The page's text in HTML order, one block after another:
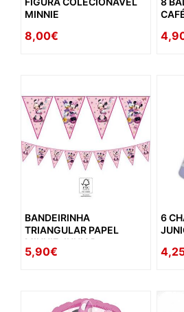
MINNIE
8,00€
BANDEIRINHA
TRIANGULAR PAPEL
MINNIE JUNIOR
5,90€
6